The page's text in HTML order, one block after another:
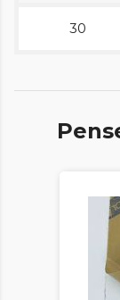
30